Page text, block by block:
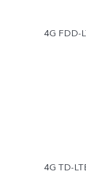
4G FDD-
4G TD-